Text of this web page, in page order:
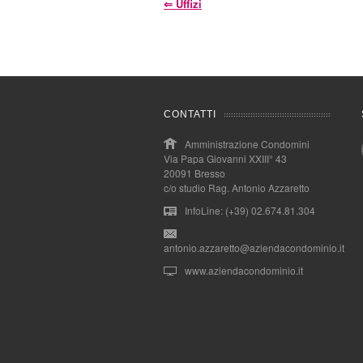
⇐ Uffizi
CONTATTI
Amministrazione Condomini
Via Papa Giovanni XXIII° 43
20091 Bresso
c/o studio Rag. Antonio Azzaretto
InfoLine: (+39) 02.674.81.304
antonio.azzaretto@aziendacondominio.it
www.aziendacondominio.it